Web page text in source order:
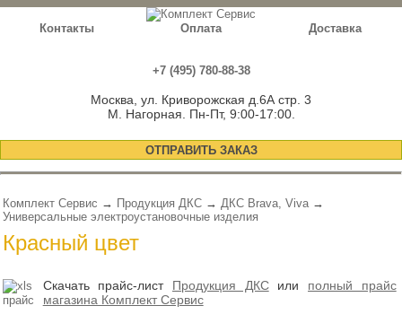
Контакты Оплата Доставка
+7 (495) 780-88-38
Москва, ул. Криворожская д.6А стр. 3
М. Нагорная. Пн-Пт, 9:00-17:00.
ОТПРАВИТЬ ЗАКАЗ
Комплект Сервис → Продукция ДКС→ ДКС Brava, Viva→
Универсальные электроустановочные изделия
Красный цвет
Скачать прайс-лист Продукция ДКСили полный прайс
магазина Комплект Сервис